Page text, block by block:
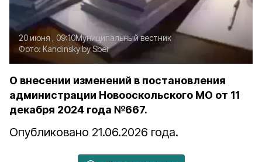
20 июня , 09:10Муниципальный вестник
Фото: Kandinsky by Sber
О внесении изменений в постановления
администрации Новооскольского МО от 11
декабря 2024 года №667.
Опубликовано 21.06.2026 года.